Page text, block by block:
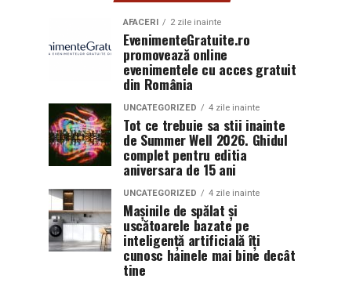
AFACERI 2 zile inainte
EvenimenteGratuite.ro
promovează online
evenimentele cu acces gratuit
din România
UNCATEGORIZED 4 zile inainte
Tot ce trebuie sa stii inainte
de Summer Well 2026. Ghidul
complet pentru editia
aniversara de 15 ani
UNCATEGORIZED 4 zile inainte
Mașinile de spălat și
uscătoarele bazate pe
inteligență artificială îți
cunosc hainele mai bine decât
tine